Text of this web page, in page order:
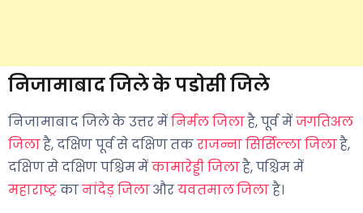
निजामाबाद जिले के पडोसी जिले
निजामाबाद जिले के उत्तर मेंनिर्मल जिलाहै, पूर्व मेंजगतिअल
जिलाहै, दक्षिण पूर्व से दक्षिण तकराजन्ना सिर्सिल्ला जिलाहै,
दक्षिण से दक्षिण पश्चिम मेंकामारेड्डी जिलाहै, पश्चिम में
महाराष्ट्रकानांदेड़ जिलाऔरयवतमाल जिलाहै।